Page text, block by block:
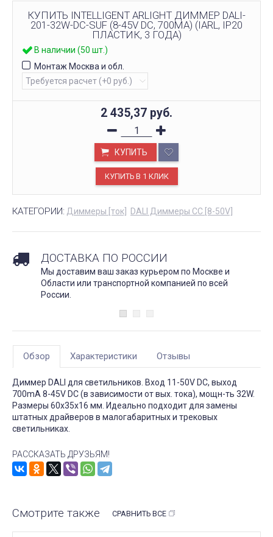
КУПИТЬ INTELLIGENT ARLIGHT ДИММЕР DALI-
201-32W-DC-SUF (8-45V DC, 700MА) (IARL, IP20
ПЛАСТИК, 3 ГОДА)
В наличии (50 шт.)
Монтаж Москва и обл.
2 435,37 руб.
КУПИТЬ
КАТЕГОРИИ: Диммеры [ток] DALI Диммеры CC [8-50V]
ДОСТАВКА ПО РОССИИ
Мы доставим ваш заказ курьером по Москве и
Области или транспортной компанией по всей
России.
Обзор Характеристики Отзывы
Диммер DALI для светильников. Вход 11-50V DC, выход
700mA 8-45V DC (в зависимости от вых. тока), мощн-ть 32W.
Размеры 60x35x16 мм. Идеально подходит для замены
штатных драйверов в малогабаритных и трековых
светильниках.
РАССКАЗАТЬ ДРУЗЬЯМ!
Смотрите также СРАВНИТЬ ВСЕ